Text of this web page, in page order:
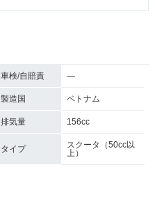
車検/自賠責 ―
製造国 ベトナム
排気量 156cc
タイプ
スクータ（50cc以
上）